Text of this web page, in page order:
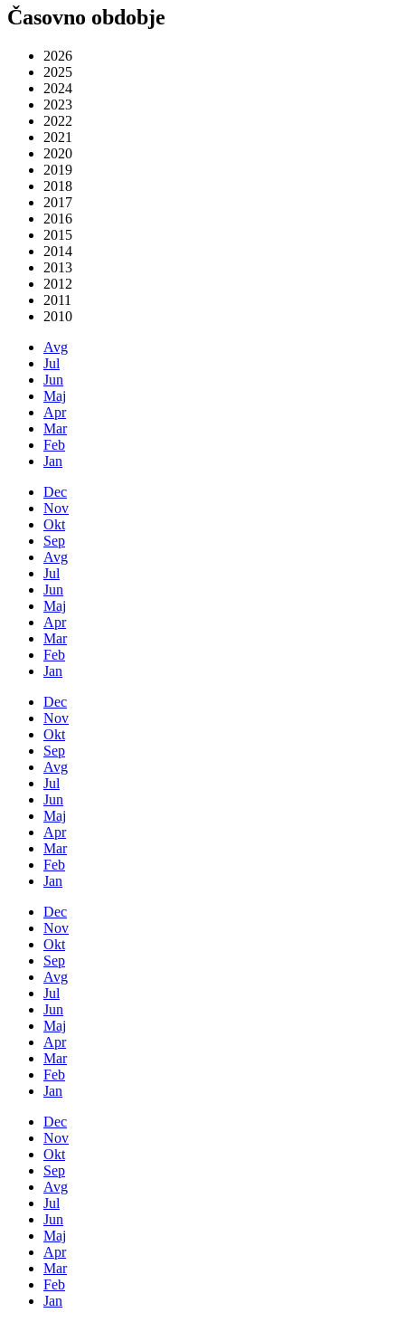
Časovno obdobje
2026
2025
2024
2023
2022
2021
2020
2019
2018
2017
2016
2015
2014
2013
2012
2011
2010
Avg
Jul
Jun
Maj
Apr
Mar
Feb
Jan
Dec
Nov
Okt
Sep
Avg
Jul
Jun
Maj
Apr
Mar
Feb
Jan
Dec
Nov
Okt
Sep
Avg
Jul
Jun
Maj
Apr
Mar
Feb
Jan
Dec
Nov
Okt
Sep
Avg
Jul
Jun
Maj
Apr
Mar
Feb
Jan
Dec
Nov
Okt
Sep
Avg
Jul
Jun
Maj
Apr
Mar
Feb
Jan